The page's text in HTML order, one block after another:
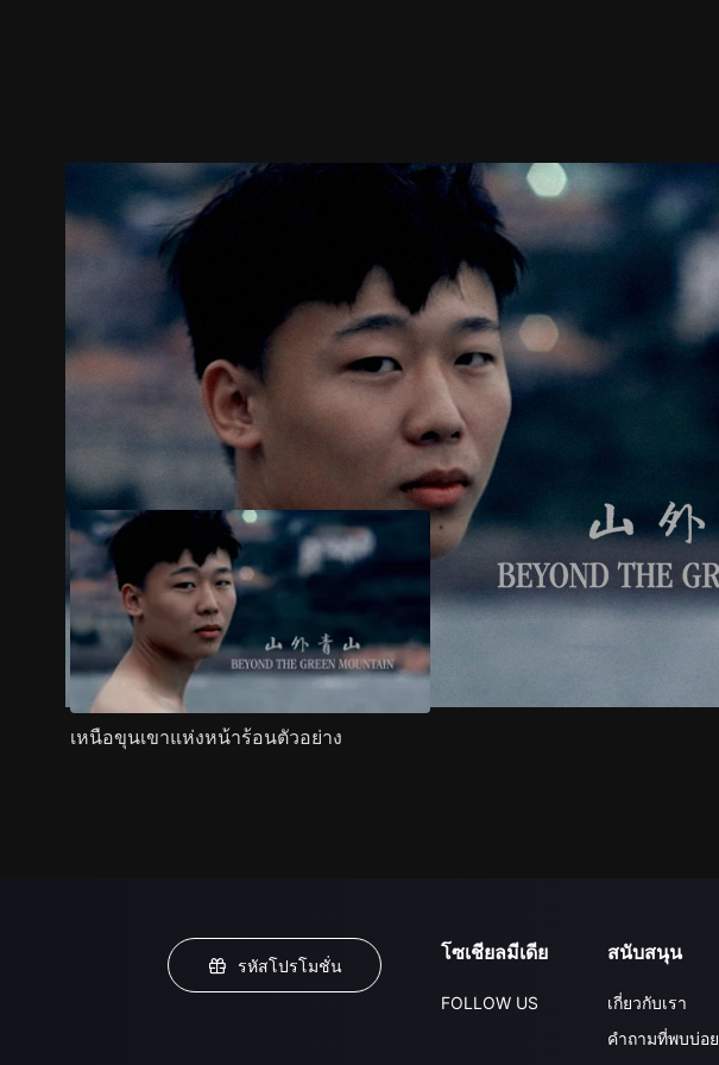
ตัวอย่าง ภาพนิ่ง เนื้อหาที่แนะนำ รายละเอียด
เหนือขุนเขาแห่งหน้าร้อนตัวอย่าง
รหัสโปรโมชั่น
โซเชียลมีเดีย
FOLLOW US
สนับสนุน
เกี่ยวกับเรา
คำถามที่พบบ่อย